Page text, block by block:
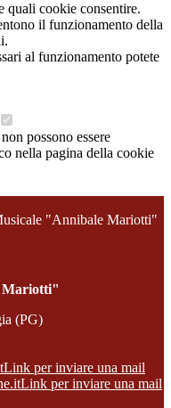
quali cookie consentire.
il funzionamento della
al funzionamento potete
possono essere
nella pagina della cookie
"Annibale Mariotti"
Mariotti"
(PG)
Link per inviare una mail
Link per inviare una mail